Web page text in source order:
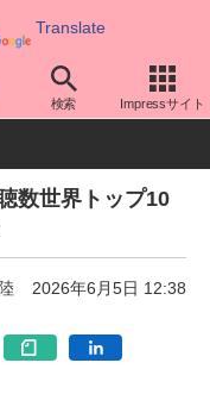
Translate
検索 Impressサイト
・音楽・ゲーム
数世界トップ10
2026年6月5日 12:38